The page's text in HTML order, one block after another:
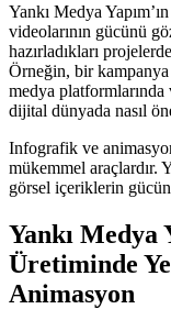
Yankı Medya
videolarının gücünü
hazırladıkları
Örneğin, bir
medya platformlarında
dijital dünyada nasıl
Infografik ve
mükemmel araçlardır.
görsel içeriklerin
Yankı Medya
Üretiminde
Animasyon